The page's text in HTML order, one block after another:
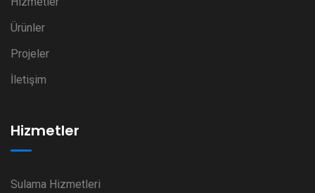
Ürünler
Projeler
İletişim
Hizmetler
Sulama Hizmetleri